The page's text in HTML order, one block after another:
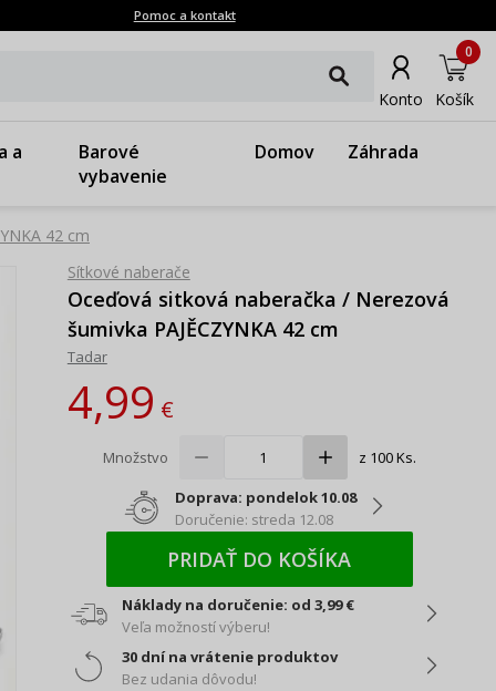
Pomoc a kontakt
Konto Košík
0
a
Barové
vybavenie
Domov Záhrada
42 cm
Sítkové naberače
Oceďová sitková naberačka / Nerezová
šumivka PAJĚCZYNKA 42 cm
Tadar
4,99€
Množstvo z 100 Ks.
Doprava: pondelok 10.08
Doručenie: streda 12.08
PRIDAŤ DO KOŠÍKA
Náklady na doručenie: od 3,99 €
Veľa možností výberu!
30 dní na vrátenie produktov
Bez udania dôvodu!